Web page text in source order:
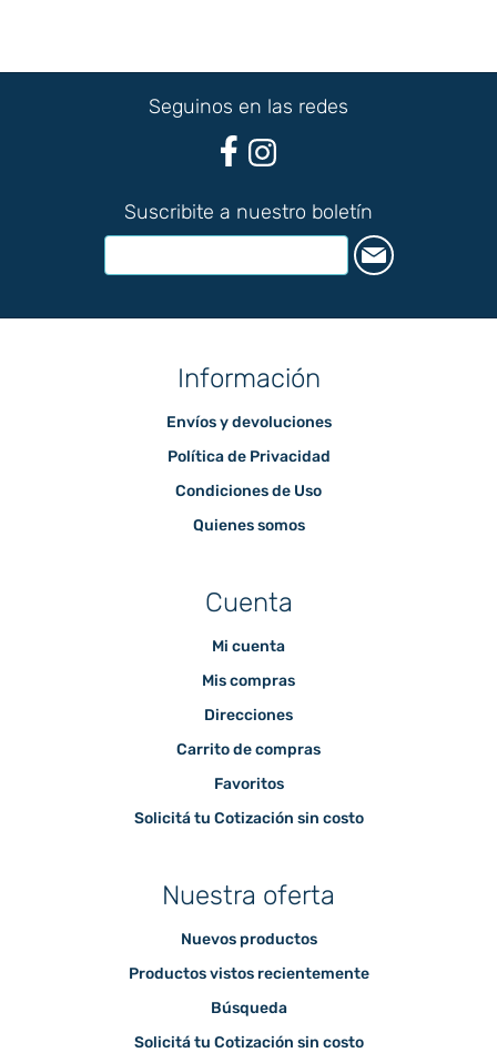
Seguinos en las redes
Suscribite a nuestro boletín
Información
Envíos y devoluciones
Política de Privacidad
Condiciones de Uso
Quienes somos
Cuenta
Mi cuenta
Mis compras
Direcciones
Carrito de compras
Favoritos
Solicitá tu Cotización sin costo
Nuestra oferta
Nuevos productos
Productos vistos recientemente
Búsqueda
Solicitá tu Cotización sin costo